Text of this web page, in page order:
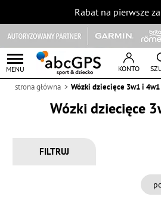
Rabat na pierwsze
MENU KONTO
strona główna Wózki dziecięce 3w1 i 4w1
Wózki dziecięce
FILTRUJ